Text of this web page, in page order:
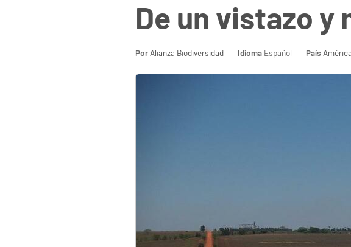
De un vistazo y
Por Alianza Biodiversidad Idioma Español País